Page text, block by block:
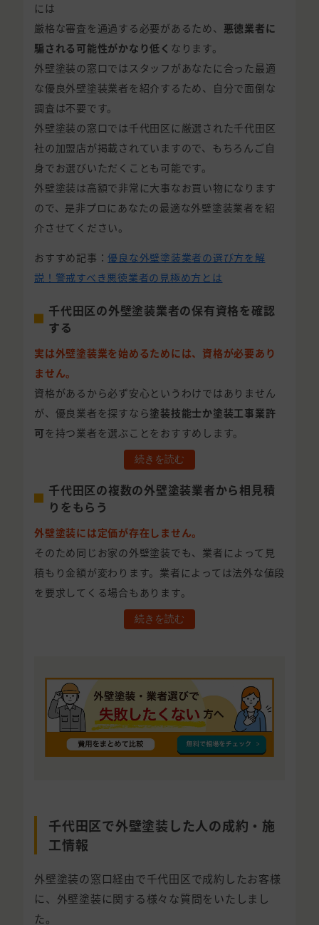
には
厳格な審査を通過する必要があるため、 悪徳業者に
騙される可能性がかなり低く なります。
外壁塗装の窓口ではスタッフがあなたに合った最適
な優良外壁塗装業者を紹介するため、自分で面倒な
調査は不要です。
外壁塗装の窓口では千代田区に厳選された千代田区
社の加盟店が掲載されていますので、もちろんご自
身でお選びいただくことも可能です。
外壁塗装は高額で非常に大事なお買い物になります
ので、是非プロにあなたの最適な外壁塗装業者を紹
介させてください。
おすすめ記事：優良な外壁塗装業者の選び方を解
説！警戒すべき悪徳業者の見極め方とは
千代田区の外壁塗装業者の保有資格を確認
する
実は外壁塗装業を始めるためには、資格が必要あり
ません。
資格があるから必ず安心というわけではありません
が、優良業者を探すなら塗装技能士か塗装工事業許
可 を持つ業者を選ぶことをおすすめします。
続きを読む
千代田区の複数の外壁塗装業者から相見積
りをもらう
外壁塗装には定価が存在しません。
そのため同じお家の外壁塗装でも、業者によって見
積もり金額が変わります。業者によっては法外な値段
を要求してくる場合もあります。
続きを読む
千代田区で外壁塗装した人の成約・施
工情報
外壁塗装の窓口経由で千代田区で成約したお客様
に、外壁塗装に関する様々な質問をいたしまし
た。